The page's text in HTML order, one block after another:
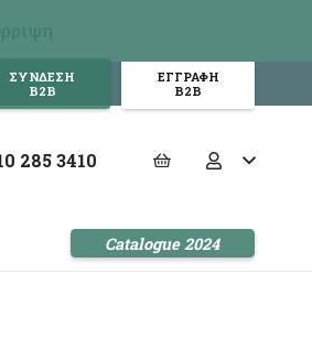
ΣΥΝΔΕΣΗ
Β2Β
ΕΓΓΡΑΦΗ
Β2Β
285 3410
Catalogue 2024